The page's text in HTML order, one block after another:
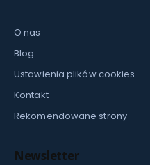
O nas
Blog
Ustawienia plików cookies
Kontakt
Rekomendowane strony
Newsletter